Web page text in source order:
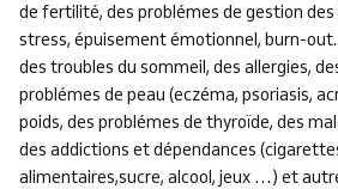
de fertilité, des problémes de gestion
stress, épuisement émotionnel, burn-
des troubles du sommeil, des allergies,
problémes de peau (eczéma, psoriasis,
poids, des problémes de thyroïde, des
des addictions et dépendances
alimentaires,sucre, alcool, jeux …) et